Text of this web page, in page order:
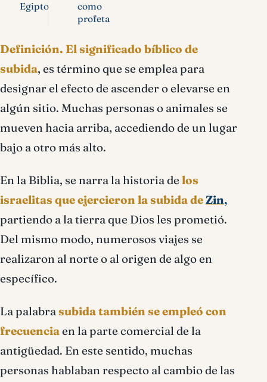
Egipto
como
profeta
Definición. El significado bíblico de
subida, es término que se emplea para
designar el efecto de ascender o elevarse en
algún sitio. Muchas personas o animales se
mueven hacia arriba, accediendo de un lugar
bajo a otro más alto.
En la Biblia, se narra la historia de los
israelitas que ejercieron la subida deZin,
partiendo a la tierra que Dios les prometió.
Del mismo modo, numerosos viajes se
realizaron al norte o al origen de algo en
específico.
La palabrasubida también se empleó con
frecuenciaen la parte comercial de la
antigüedad. En este sentido, muchas
personas hablaban respecto al cambio de las